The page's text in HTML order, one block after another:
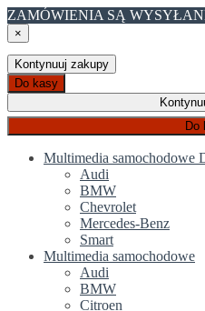
ZAMÓWIENIA SĄ
×
Kontynuuj zakupy
Do kasy
Do
Multimedia samochodowe
Audi
BMW
Chevrolet
Mercedes-Benz
Smart
Multimedia samochodowe
Audi
BMW
Citroen